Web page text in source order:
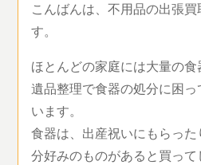
こんばんは、不用品の出張
す。
ほとんどの家庭には大量の
遺品整理で食器の処分に困
います。
食器は、出産祝いにもらっ
分好みのものがあると買っ